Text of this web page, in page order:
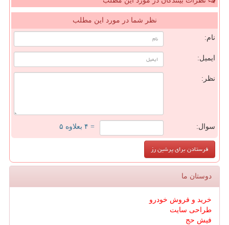
نظر شما در مورد این مطلب
نام:
ایمیل:
نظر:
سوال: = ۴ بعلاوه ۵
دوستان ما
خرید و فروش خودرو
طراحی سایت
فیش حج